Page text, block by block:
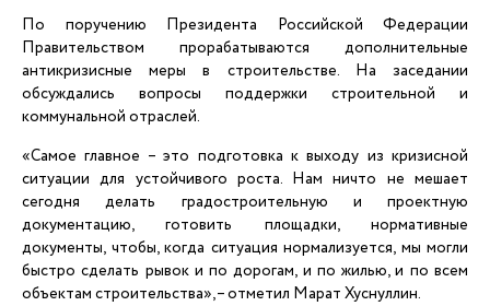
По поручению Президента Российской Федерации
Правительством прорабатываются дополнительные
антикризисные меры в строительстве. На заседании
обсуждались вопросы поддержки строительной и
коммунальной отраслей.
«Самое главное – это подготовка к выходу из кризисной
ситуации для устойчивого роста. Нам ничто не мешает
сегодня делать градостроительную и проектную
документацию, готовить площадки, нормативные
документы, чтобы, когда ситуация нормализуется, мы могли
быстро сделать рывок и по дорогам, и по жилью, и по всем
объектам строительства», – отметил Марат Хуснуллин.